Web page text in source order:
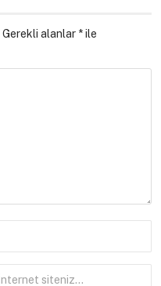
Gerekli alanlar *ile